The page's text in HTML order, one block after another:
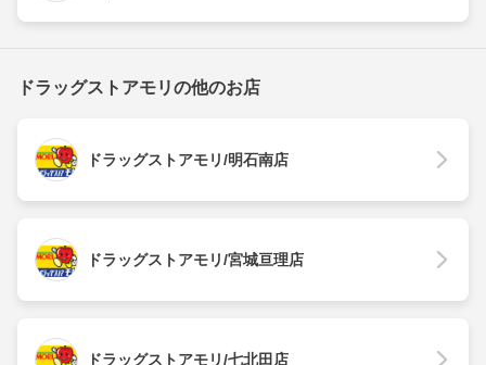
ドラッグストアモリの他のお店
ドラッグストアモリ/明石南店
ドラッグストアモリ/宮城亘理店
ドラッグストアモリ/七北田店